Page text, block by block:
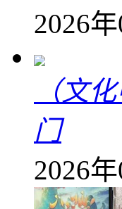
2026
（文
门
2026